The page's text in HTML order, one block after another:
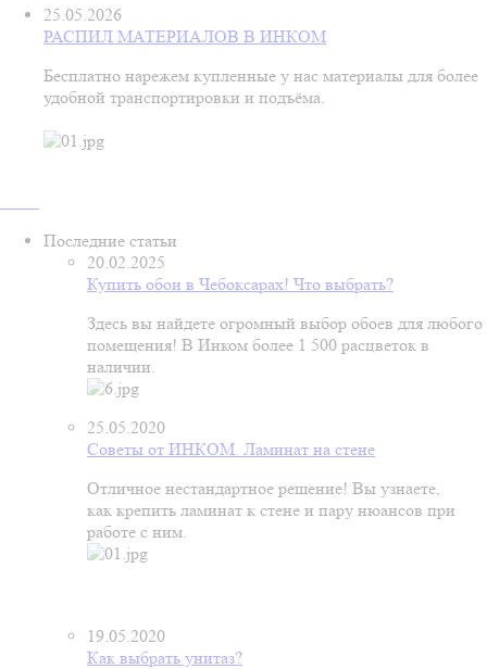
25.05.2026
РАСПИЛ МАТЕРИАЛОВ В ИНКОМ
Бесплатно нарежем купленные у нас материалы для более
удобной транспортировки и подъёма.
Последние статьи
20.02.2025
Купить обои в Чебоксарах! Что выбрать?
Здесь вы найдете огромный выбор обоев для любого
помещения! В Инком более 1 500 расцветок в
наличии.
25.05.2020
Советы от ИНКОМ. Ламинат на стене
Отличное нестандартное решение! Вы узнаете,
как крепить ламинат к стене и пару нюансов при
работе с ним.
19.05.2020
Как выбрать унитаз?